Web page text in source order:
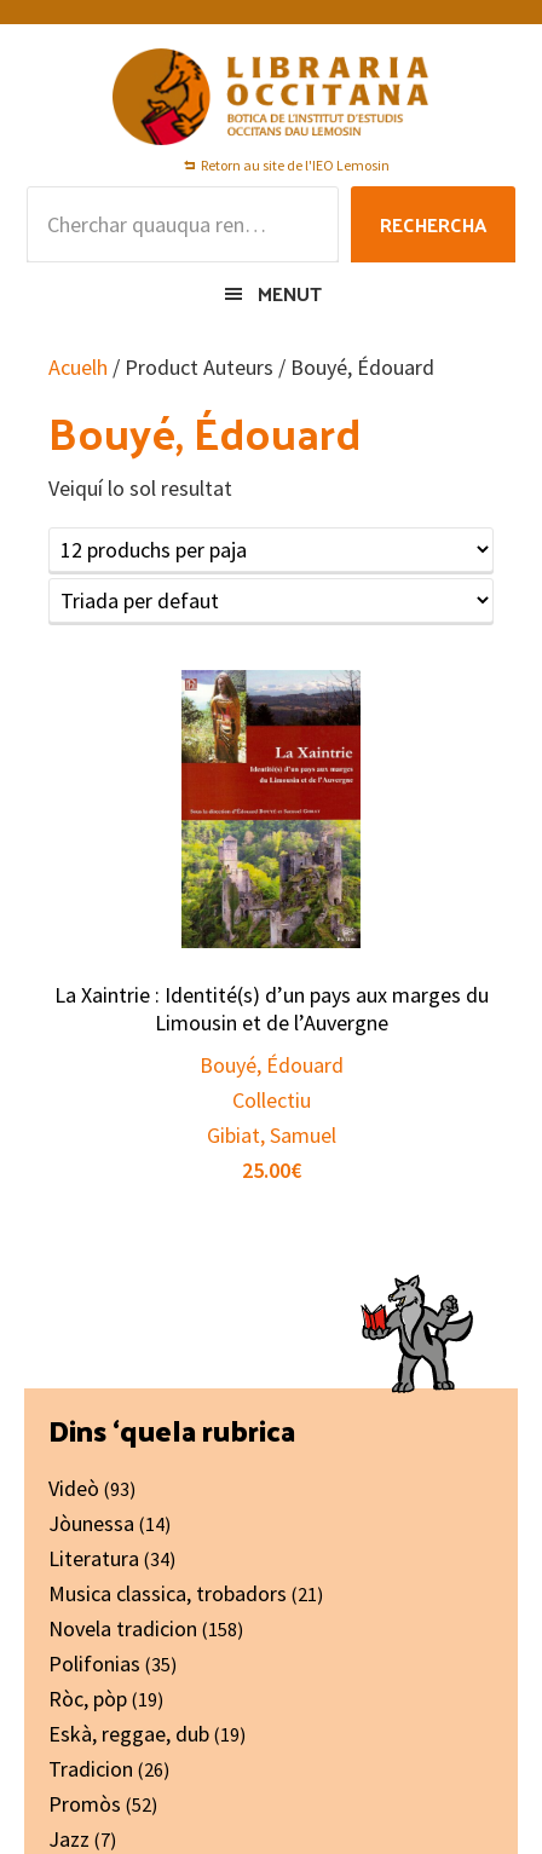
Skip
Skip
Skip
Retorn au site de l'IEO Lemosin
RECHERCHA
MENUT
Acuelh / Product Auteurs / Bouyé, Édouard
Bouyé, Édouard
Veiquí lo sol resultat
La Xaintrie : Identité(s) d’un pays aux marges du
Limousin et de l’Auvergne
Bouyé, Édouard
Collectiu
Gibiat, Samuel
25.00€
Primary
Sidebar
Dins ‘quela rubrica
Videò (93)
Jòunessa (14)
Literatura (34)
Musica classica, trobadors (21)
Novela tradicion (158)
Polifonias (35)
Ròc, pòp (19)
Eskà, reggae, dub (19)
Tradicion (26)
Promòs (52)
Jazz (7)